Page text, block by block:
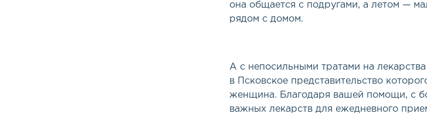
она общается с подругами, а летом —
рядом с домом.
А с непосильными тратами на
в Псковское представительство
женщина. Благодаря вашей помощи, с
важных лекарств для ежедневного